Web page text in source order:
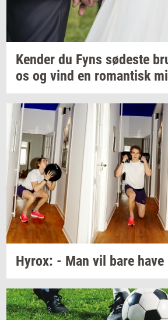
Ken­der du Fyns sø­de­ste
os og vind en ro­man­tisk
Hyrox: - Man vil bare have